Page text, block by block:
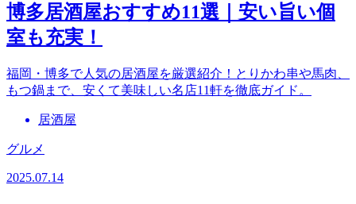
博多居酒屋おすすめ11選｜安い旨い個
室も充実！
福岡・博多で人気の居酒屋を厳選紹介！とりかわ串や馬肉、
もつ鍋まで、安くて美味しい名店11軒を徹底ガイド。
居酒屋
グルメ
2025.07.14